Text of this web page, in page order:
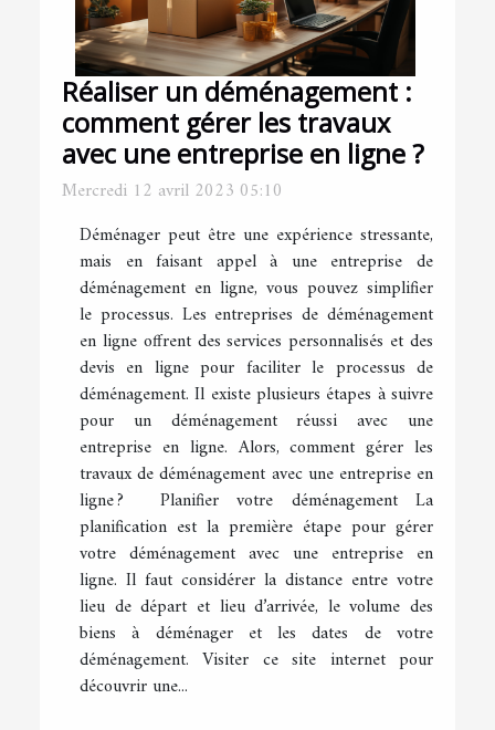
Réaliser un déménagement :
comment gérer les travaux
avec une entreprise en ligne ?
Mercredi 12 avril 2023 05:10
Déménager peut être une expérience stressante,
mais en faisant appel à une entreprise de
déménagement en ligne, vous pouvez simplifier
le processus. Les entreprises de déménagement
en ligne offrent des services personnalisés et des
devis en ligne pour faciliter le processus de
déménagement. Il existe plusieurs étapes à suivre
pour un déménagement réussi avec une
entreprise en ligne. Alors, comment gérer les
travaux de déménagement avec une entreprise en
ligne ? Planifier votre déménagement La
planification est la première étape pour gérer
votre déménagement avec une entreprise en
ligne. Il faut considérer la distance entre votre
lieu de départ et lieu d’arrivée, le volume des
biens à déménager et les dates de votre
déménagement. Visiter ce site internet pour
découvrir une...